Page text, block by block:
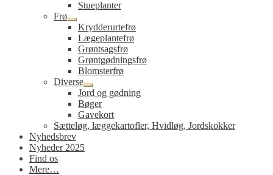
Stueplanter
Frø
Udfold
undermenu
Krydderurtefrø
Lægeplantefrø
Grøntsagsfrø
Grøntgødningsfrø
Blomsterfrø
Diverse
Udfold
undermenu
Jord og gødning
Bøger
Gavekort
Sætteløg, læggekartofler, Hvidløg, Jordskokker
Nyhedsbrev
Nyheder 2025
Find os
Mere…